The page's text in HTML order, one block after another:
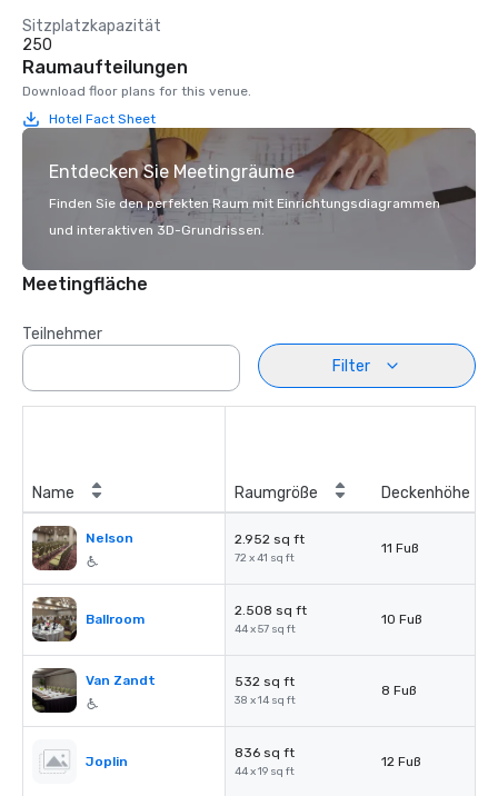
Sitzplatzkapazität
250
Raumaufteilungen
Download floor plans for this venue.
Hotel Fact Sheet
Entdecken Sie Meetingräume
Finden Sie den perfekten Raum mit Einrichtungsdiagrammen
und interaktiven 3D-Grundrissen.
Meetingfläche
Teilnehmer
Filter
Name Raumgröße Deckenhöhe
Nelson 2.952 sq ft
72 x 41 sq ft
11 Fuß
Ballroom
2.508 sq ft
44 x 57 sq ft
10 Fuß
Van Zandt 532 sq ft
38 x 14 sq ft
8 Fuß
Joplin
836 sq ft
44 x 19 sq ft
12 Fuß